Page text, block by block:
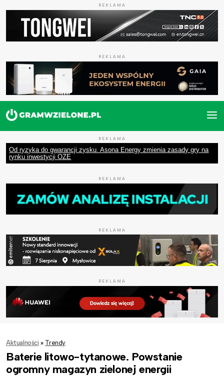
REKLAMA
REKLAMA
REKLAMA
Od ryzyka do gwarancji zysku. Asona Energy zmienia zasady gry na
rynku inwestycji OZE
REKLAMA
REKLAMA
REKLAMA
Aktualności » Trendy
Baterie litowo-tytanowe. Powstanie
ogromny magazyn zielonej energii